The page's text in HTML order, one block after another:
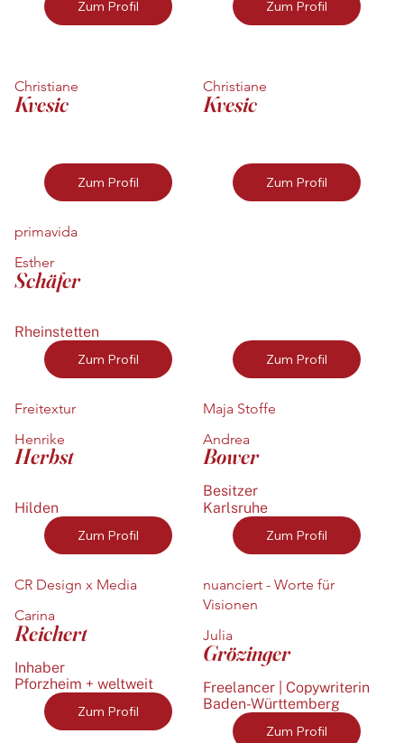
Zum Profil Zum Profil
Christiane
Kvesic
Zum Profil
Christiane
Kvesic
Zum Profil
primavida
Esther
Schäfer
Rheinstetten
Zum Profil Zum Profil
Freitextur
Henrike
Herbst
Hilden
Zum Profil
Maja Stoffe
Andrea
Bower
Besitzer
Karlsruhe
Zum Profil
CR Design x Media
Carina
Reichert
Inhaber
Pforzheim + weltweit
Zum Profil
nuanciert - Worte für
Visionen
Julia
Grözinger
Freelancer | Copywriterin
Baden-Württemberg
Zum Profil